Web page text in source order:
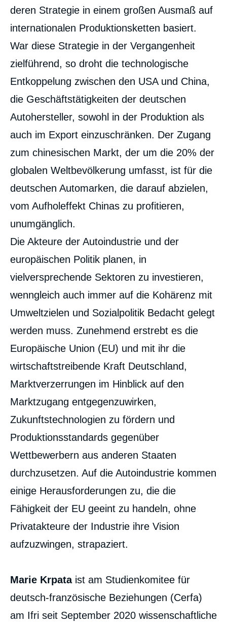
deren Strategie in einem großen Ausmaß auf
internationalen Produktionsketten basiert.
War diese Strategie in der Vergangenheit
zielführend, so droht die technologische
Entkoppelung zwischen den USA und China,
die Geschäftstätigkeiten der deutschen
Autohersteller, sowohl in der Produktion als
auch im Export einzuschränken. Der Zugang
zum chinesischen Markt, der um die 20% der
globalen Weltbevölkerung umfasst, ist für die
deutschen Automarken, die darauf abzielen,
vom Aufholeffekt Chinas zu profitieren,
unumgänglich.
Die Akteure der Autoindustrie und der
europäischen Politik planen, in
vielversprechende Sektoren zu investieren,
wenngleich auch immer auf die Kohärenz mit
Umweltzielen und Sozialpolitik Bedacht gelegt
werden muss. Zunehmend erstrebt es die
Europäische Union (EU) und mit ihr die
wirtschaftstreibende Kraft Deutschland,
Marktverzerrungen im Hinblick auf den
Marktzugang entgegenzuwirken,
Zukunftstechnologien zu fördern und
Produktionsstandards gegenüber
Wettbewerbern aus anderen Staaten
durchzusetzen. Auf die Autoindustrie kommen
einige Herausforderungen zu, die die
Fähigkeit der EU geeint zu handeln, ohne
Privatakteure der Industrie ihre Vision
aufzuzwingen, strapaziert.
Marie Krpataist am Studienkomitee für
deutsch-französische Beziehungen (Cerfa)
am Ifri seit September 2020 wissenschaftliche